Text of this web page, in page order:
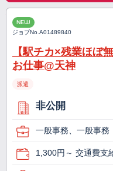
NEW
ジョブNo.A01489840
【駅チカ×残業ほぼ
お仕事@天神
派遣
非公開
一般事務、一般事務
1,300円～ 交通費支